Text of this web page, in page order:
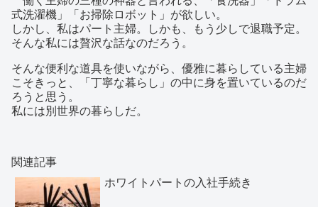
式洗濯機」「お掃除ロボット」が欲しい。
しかし、私はパート主婦。しかも、もう少しで退職予定。
そんな私には贅沢な話なのだろう。
そんな便利な道具を使いながら、優雅に暮らしている主婦
こそきっと、「丁寧な暮らし」の中に身を置いているのだ
ろうと思う。
私には別世界の暮らしだ。
関連記事
ホワイトパートの入社手続き